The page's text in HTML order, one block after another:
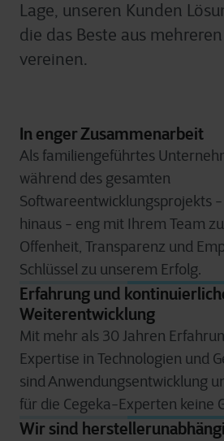
Lage, unseren Kunden
die das Beste aus
vereinen.
In enger Zusammenarbeit
Als familiengeführtes
während des gesamten
Softwareentwicklungsprojekts
hinaus - eng mit Ihrem Team
Offenheit, Transparenz und
Schlüssel zu unserem Erfolg.
Erfahrung und
Weiterentwicklung
Mit mehr als 30 Jahren
Expertise in Technologien und
sind Anwendungsentwicklung
für die Cegeka-Experten keine
Wir sind